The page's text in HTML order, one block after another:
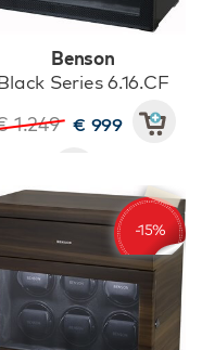
Benson
Series 6.16.CF
1.249 € 999